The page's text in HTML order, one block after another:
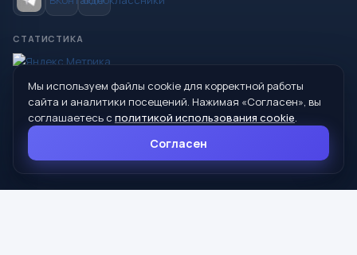
СТАТИСТИКА
© 2026 Управление образования Администрации МО
Сухой Лог
624800, Свердловская область, г. Сухой Лог, ул. Кирова, дом 7
8 (34373) 4-33-85
Мы используем файлы cookie для корректной работы
сайта и аналитики посещений. Нажимая «Согласен», вы
соглашаетесь с политикой использования cookie.
Согласен